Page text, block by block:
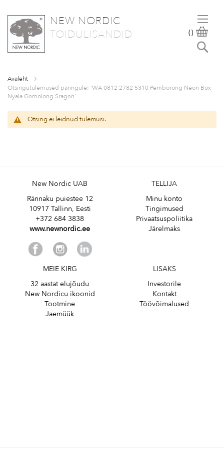
NEW NORDIC
TOIDULISANDID
SKIP
TO
()
Avaleht
Otsingutulemused päringule: 'WA 0812 2782 5310 Pemborong Neon Box
Nyala Gemolong Sragen'
Otsing ei leidnud tulemusi.
New Nordic UAB
Rännaku puiestee 12
10917 Tallinn, Eesti
+372 684 3838
www.newnordic.ee
TELLIJA
Minu konto
Tingimused
Privaatsuspoliitika
Järelmaks
MEIE KIRG
32 aastat elujõudu
New Nordicu ikoonid
Tootmine
Jaemüük
LISAKS
Investorile
Kontakt
Töövõimalused